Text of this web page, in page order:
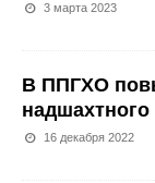
3 марта 2023
В ППГХО
надшахтного
16 декабря 2022